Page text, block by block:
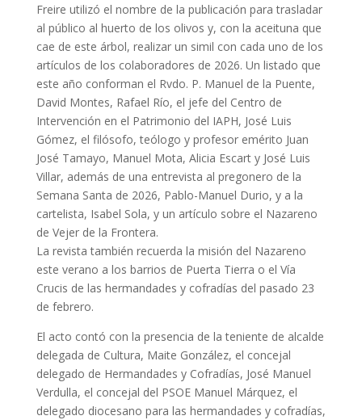
Freire utilizó el nombre de la publicación para trasladar
al público al huerto de los olivos y, con la aceituna que
cae de este árbol, realizar un simil con cada uno de los
artículos de los colaboradores de 2026. Un listado que
este año conforman el Rvdo. P. Manuel de la Puente,
David Montes, Rafael Río, el jefe del Centro de
Intervención en el Patrimonio del IAPH, José Luis
Gómez, el filósofo, teólogo y profesor emérito Juan
José Tamayo, Manuel Mota, Alicia Escart y José Luis
Villar, además de una entrevista al pregonero de la
Semana Santa de 2026, Pablo-Manuel Durio, y a la
cartelista, Isabel Sola, y un artículo sobre el Nazareno
de Vejer de la Frontera.
La revista también recuerda la misión del Nazareno
este verano a los barrios de Puerta Tierra o el Vía
Crucis de las hermandades y cofradías del pasado 23
de febrero.
El acto contó con la presencia de la teniente de alcalde
delegada de Cultura, Maite González, el concejal
delegado de Hermandades y Cofradías, José Manuel
Verdulla, el concejal del PSOE Manuel Márquez, el
delegado diocesano para las hermandades y cofradías,